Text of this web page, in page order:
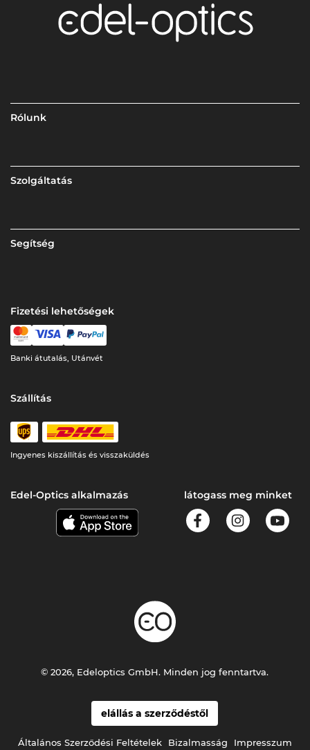
Rólunk
Szolgáltatás
Segítség
Fizetési lehetőségek
Banki átutalás, Utánvét
Szállítás
Ingyenes kiszállítás és visszaküldés
Edel-Optics alkalmazás látogass meg minket
elállás a szerződéstől
Általános Szerződési Feltételek Bizalmasság Impresszum
© 2026, Edeloptics GmbH. Minden jog fenntartva.